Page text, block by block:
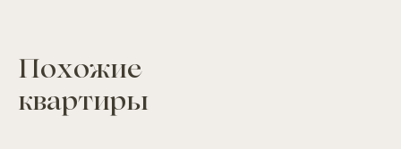
Похожие
квартиры